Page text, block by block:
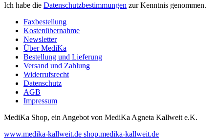
Ich habe die Datenschutzbestimmungen zur Kenntnis genommen.
Faxbestellung
Kostenübernahme
Newsletter
Über MediKa
Bestellung und Lieferung
Versand und Zahlung
Widerrufsrecht
Datenschutz
AGB
Impressum
MediKa Shop, ein Angebot von MediKa Agneta Kallweit e.K.
www.medika-kallweit.de shop.medika-kallweit.de